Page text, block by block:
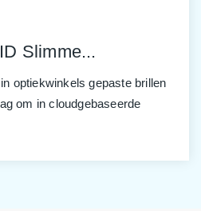
drukte en
met people-counting